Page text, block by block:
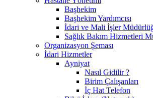
Başhekim
Başhekim Yardımcısı
İdari ve Mali İşler
Sağlık Bakım Hizmetleri
Organizasyon Şeması
İdari Hizmetler
Ayniyat
Nasıl Gidilir ?
Birim Çalışanları
İç Hat Telefon